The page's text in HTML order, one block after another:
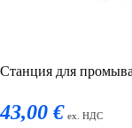
Станция для
43,00 € ex. НДС